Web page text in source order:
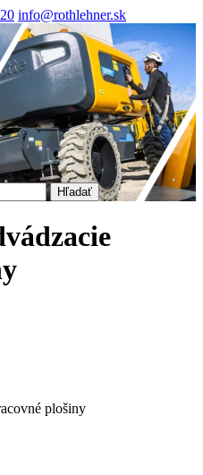
info@rothlehner.sk
Hľadať
plošiny